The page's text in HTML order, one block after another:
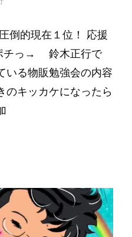
倒的現在１位！ 応援
チっ→ 鈴木正行で
いる物販勉強会の内容
のキッカケになったら